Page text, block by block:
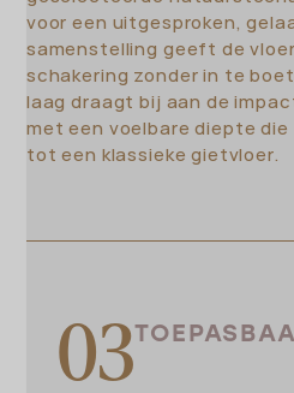
voor een uitgesproken,
samenstelling geeft de
schakering zonder in te
laag draagt bij aan de
met een voelbare diepte
tot een klassieke gietvloer.